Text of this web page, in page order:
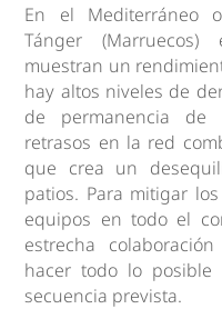
En el Mediterráneo
Tánger
muestran un
hay altos niveles de
de permanencia de
retrasos en la red
que crea un
patios. Para mitigar
equipos en todo el
estrecha
hacer todo lo
secuencia prevista.